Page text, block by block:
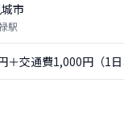
市
駅
＋交通費1,000円（1日